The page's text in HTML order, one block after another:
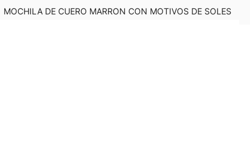
MOCHILA DE CUERO MARRON CON MOTIVOS DE SOLES